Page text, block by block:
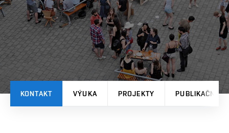
KONTAKT VÝUKA PROJEKTY PUBLIKAČNÍ